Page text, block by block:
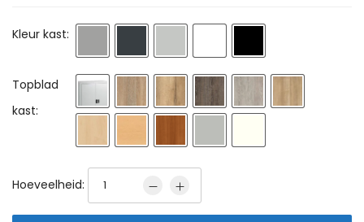
Kleur kast:
Topblad
kast:
Hoeveelheid: